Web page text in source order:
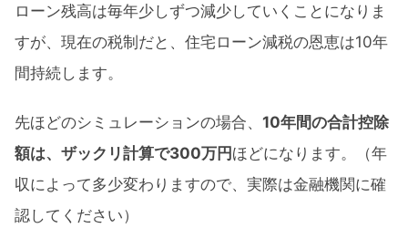
ローン残高は毎年少しずつ減少していくことになりま
すが、現在の税制だと、住宅ローン減税の恩恵は10年
間持続します。
先ほどのシミュレーションの場合、 10年間の合計控除
額は、ザックリ計算で300万円 ほどになります。（年
収によって多少変わりますので、実際は金融機関に確
認してください）